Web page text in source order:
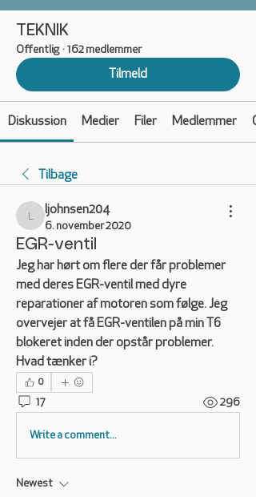
TEKNIK
Offentlig · 162 medlemmer
Tilmeld
Diskussion Medier Filer Medlemmer
Tilbage
ljohnsen204
ljohnsen204
6. november 2020
EGR-ventil
Jeg har hørt om flere der får problemer
med deres EGR-ventil med dyre
reparationer af motoren som følge. Jeg
overvejer at få EGR-ventilen på min T6
blokeret inden der opstår problemer.
Hvad tænker i?
0
17 296
Write a comment...
Newest